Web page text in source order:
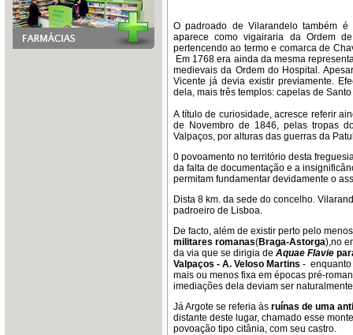
O padroado de Vilarandelo também
aparece como vigairaria da Ordem
pertencendo ao termo e comarca de
Em 1768 era ainda da mesma
medievais da Ordem do Hospital.
Vicente já devia existir previamente.
dela, mais três templos: capelas de
A título de curiosidade, acresce referir
de Novembro de 1846, pelas tropas
Valpaços, por alturas das guerras da
0 povoamento no território desta
da falta de documentação e a
permitam fundamentar devidamente o
Dista 8 km. da sede do concelho.
padroeiro de Lisboa.
De facto, além de existir perto pelo
militares romanas(Braga-Astorga),no
da via que se dirigia de Aquae Flavie
Valpaços - A. Veloso Martins - enquanto
mais ou menos fixa em épocas pré-
imediações dela deviam ser
Já Argote se referia às ruínas de uma
distante deste lugar, chamado esse
povoação tipo citânia, com seu castro.